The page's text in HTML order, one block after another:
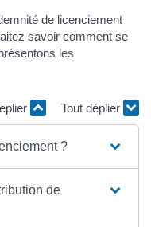
de licenciement
savoir comment se
les
Tout déplier
?
de